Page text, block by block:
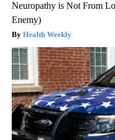
Neuropathy is Not From
Enemy)
Health Weekly